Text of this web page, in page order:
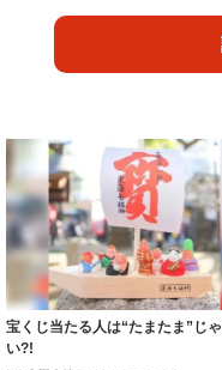
宝くじ当たる人は“たまたま”じ
い?!